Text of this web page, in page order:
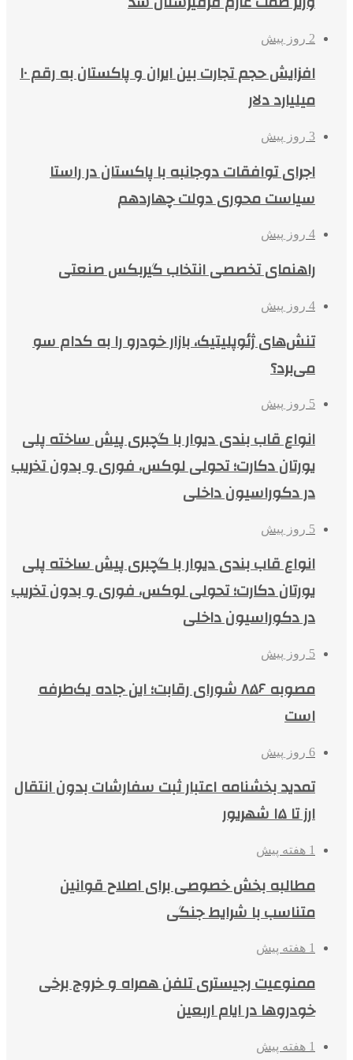
2 روز پیش
افزایش حجم تجارت بین ایران و پاکستان به رقم ۱۰
میلیارد دلار
3 روز پیش
اجرای توافقات دوجانبه با پاکستان در راستا
سیاست محوری دولت چهاردهم
4 روز پیش
راهنمای تخصصی انتخاب گیربکس صنعتی
4 روز پیش
تنش‌های ژئوپلیتیک، بازار خودرو را به کدام سو
می‌برد؟
5 روز پیش
انواع قاب بندی دیوار با گچبری پیش ساخته پلی
یورتان دکارت؛ تحولی لوکس، فوری و بدون تخریب
در دکوراسیون داخلی
5 روز پیش
انواع قاب بندی دیوار با گچبری پیش ساخته پلی
یورتان دکارت؛ تحولی لوکس، فوری و بدون تخریب
در دکوراسیون داخلی
5 روز پیش
مصوبه ۸۵۶ شورای رقابت؛ این جاده یک‌طرفه
است
6 روز پیش
تمدید بخشنامه اعتبار ثبت سفارشات بدون انتقال
ارز تا ۱۵ شهریور
1 هفته پیش
مطالبه بخش خصوصی برای اصلاح قوانین
متناسب با شرایط جنگی
1 هفته پیش
ممنوعیت رجیستری تلفن همراه و خروج برخی
خودروها در ایام اربعین
1 هفته پیش